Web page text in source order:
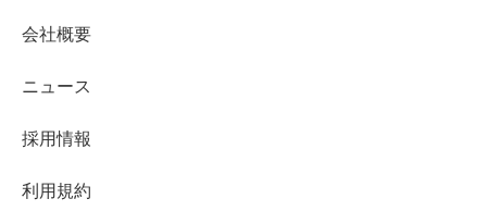
会社概要
ニュース
採用情報
利用規約